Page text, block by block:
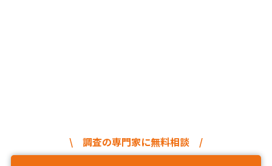
\ 調査の専門家に無料相談 /